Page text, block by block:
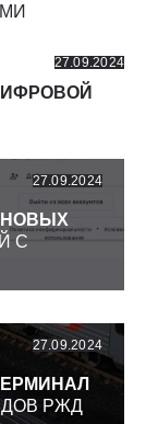
27.09.2024
27.09.2024
НОВЫХ
С
27.09.2024
РЖД